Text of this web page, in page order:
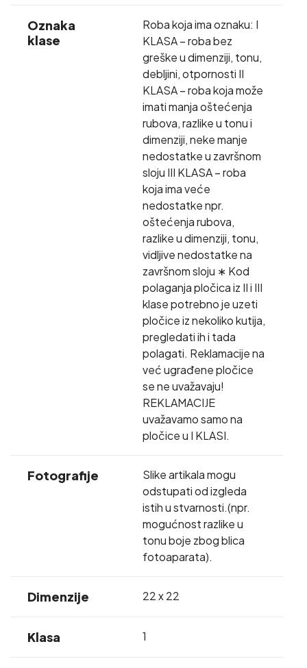
Oznaka
klase
Roba koja ima oznaku: I
KLASA – roba bez
greške u dimenziji, tonu,
debljini, otpornosti II
KLASA – roba koja može
imati manja oštećenja
rubova, razlike u tonu i
dimenziji, neke manje
nedostatke u završnom
sloju III KLASA – roba
koja ima veće
nedostatke npr.
oštećenja rubova,
razlike u dimenziji, tonu,
vidljive nedostatke na
završnom sloju ∗ Kod
polaganja pločica iz II i III
klase potrebno je uzeti
pločice iz nekoliko kutija,
pregledati ih i tada
polagati. Reklamacije na
već ugrađene pločice
se ne uvažavaju!
REKLAMACIJE
uvažavamo samo na
pločice u I KLASI.
Fotografije
Slike artikala mogu
odstupati od izgleda
istih u stvarnosti.(npr.
mogućnost razlike u
tonu boje zbog blica
fotoaparata).
Dimenzije 22 x 22
Klasa 1